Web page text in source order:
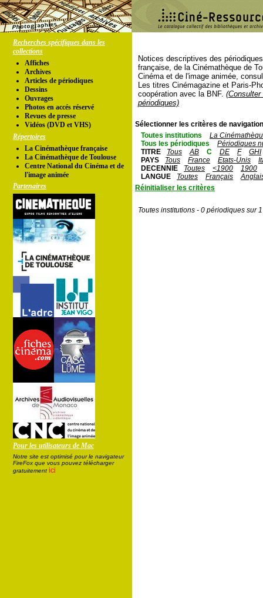
Recherches spécifiques dans les
collections
Affiches
Archives
Articles de périodiques
Dessins
Ouvrages
Photos en accés réservé
Revues de presse
Vidéos (DVD et VHS)
Répertoires
La Cinémathèque française
La Cinémathèque de Toulouse
Centre National du Cinéma et de
l'image animée
Partenaires
Pour les utilisateurs de Mac
Notre site est optimisé pour le navigateur
FireFox que vous pouvez télécharger
gratuitement ici
Notices descriptives des
française, de la Cinémathèque de
Cinéma et de l'image animée,
Les titres Cinémagazine et Paris-
coopération avec la BNF.
périodiques)
Sélectionner les critères de
Toutes institutions
La
Tous les périodiques
Périodiques
TITRE
Tous AB C DE F
GHI
PAYS
Tous France Etats-Unis
DECENNIE
Toutes <1900
1900
LANGUE
Toutes Français
Réinitialiser les critères
Toutes institutions - 0 périodiques sur